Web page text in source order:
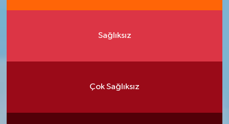
Sağlıksız
Çok Sağlıksız